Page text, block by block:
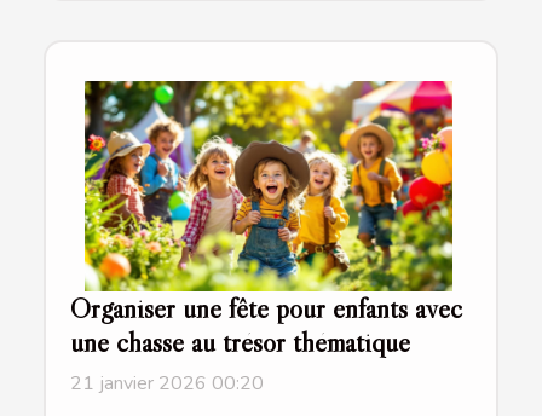
Organiser une fête pour enfants avec
une chasse au trésor thématique
21 janvier 2026 00:20